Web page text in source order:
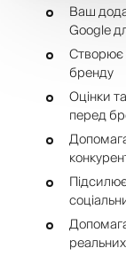
Ваш
Google
Створює
бренду
Оцінки
перед
реальних